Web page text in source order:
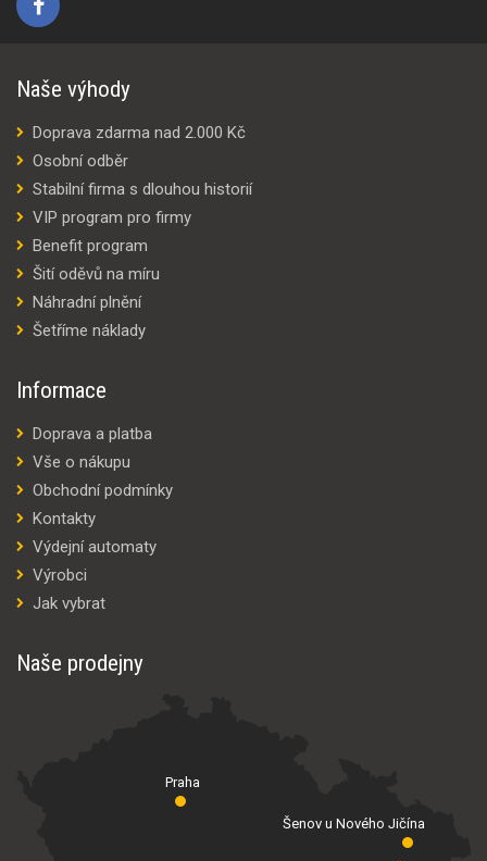
Naše výhody
Doprava zdarma nad 2.000 Kč
Osobní odběr
Stabilní firma s dlouhou historií
VIP program pro firmy
Benefit program
Šití oděvů na míru
Náhradní plnění
Šetříme náklady
Informace
Doprava a platba
Vše o nákupu
Obchodní podmínky
Kontakty
Výdejní automaty
Výrobci
Jak vybrat
Naše prodejny
Praha
Šenov u Nového Jičína